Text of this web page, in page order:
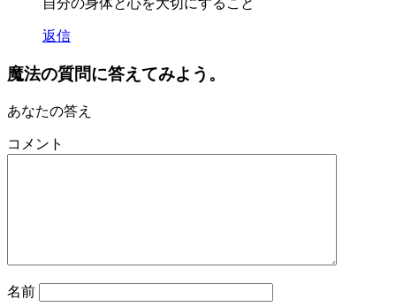
自分の身体と心を大切にすること
返信
魔法の質問に答えてみよう。
あなたの答え
コメント
名前